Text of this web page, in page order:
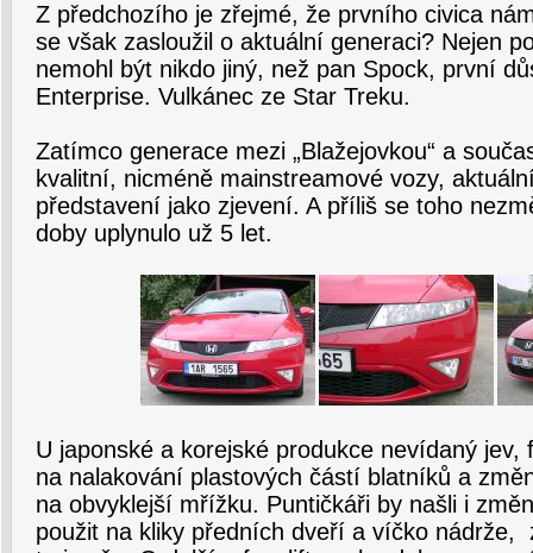
Z předchozího je zřejmé, že prvního civica
se však zasloužil o aktuální generaci? Nejen
nemohl být nikdo jiný, než pan Spock, první
Enterprise. Vulkánec ze Star Treku.
Zatímco generace mezi „Blažejovkou“ a
kvalitní, nicméně mainstreamové vozy,
představení jako zjevení. A příliš se toho
doby uplynulo už 5 let.
U japonské a korejské produkce nevídaný jev,
na nalakování plastových částí blatníků a
na obvyklejší mřížku. Puntičkáři by našli i
použit na kliky předních dveří a víčko nádrže,